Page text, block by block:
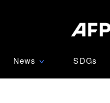
News ∨ SDGs